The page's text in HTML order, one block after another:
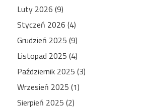
Luty 2026 (9)
Styczeń 2026 (4)
Grudzień 2025 (9)
Listopad 2025 (4)
Październik 2025 (3)
Wrzesień 2025 (1)
Sierpień 2025 (2)